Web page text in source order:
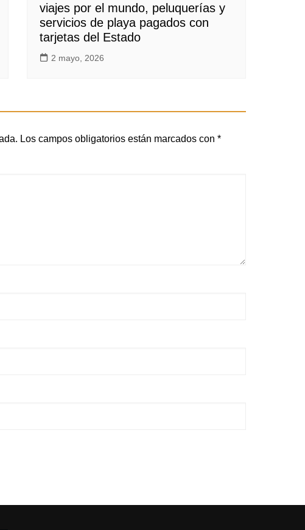
viajes por el mundo, peluquerías y
servicios de playa pagados con
tarjetas del Estado
2 mayo, 2026
Los campos obligatorios están marcados con *